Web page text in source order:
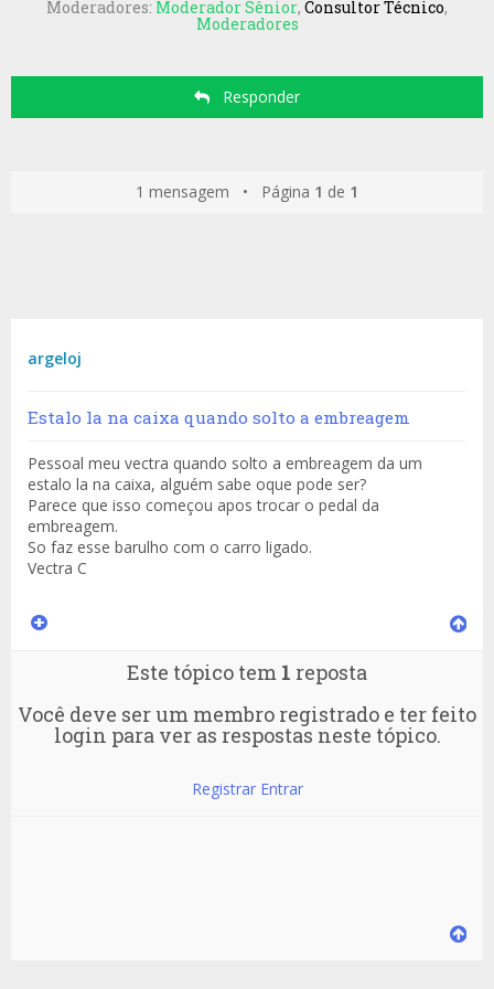
Moderadores: Moderador Sênior, Consultor Técnico,
Moderadores
Responder
1 mensagem • Página 1 de 1
argeloj
Estalo la na caixa quando solto a embreagem
Pessoal meu vectra quando solto a embreagem da um
estalo la na caixa, alguém sabe oque pode ser?
Parece que isso começou apos trocar o pedal da
embreagem.
So faz esse barulho com o carro ligado.
Vectra C
Este tópico tem 1 reposta
Você deve ser um membro registrado e ter feito
login para ver as respostas neste tópico.
Registrar Entrar